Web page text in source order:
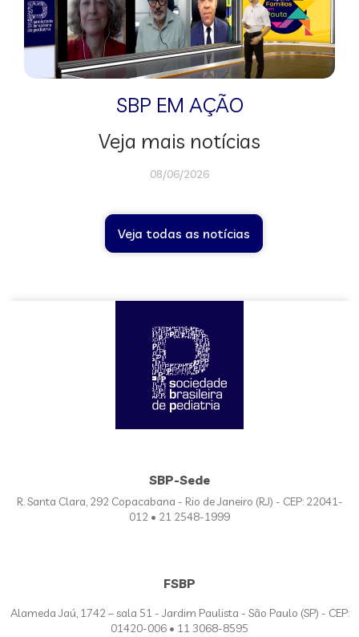
SBP EM AÇÃO
Veja mais notícias
08/06/2026
Veja todas as notícias
SBP-Sede
R. Santa Clara, 292 Copacabana - Rio de Janeiro (RJ) - CEP: 22041-
012 • 21 2548-1999
FSBP
Alameda Jaú, 1742 – sala 51 - Jardim Paulista - São Paulo (SP) - CEP:
01420-006 • 11 3068-8595